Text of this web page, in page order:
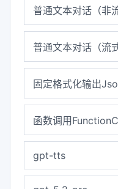
pro第四步
相关文档
固定格式化输出Json